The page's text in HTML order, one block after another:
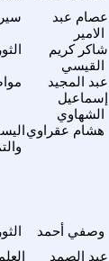
عصام عبد
الامير
شاكر كريم
القيسي
عبد المجيد
إسماعيل
الشهاوي
هشام عقراوي
وصفي أحمد
عبد الصمد